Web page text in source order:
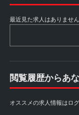
最近見た求人はありません
閲覧履歴からあ
オススメの求人情報はロ